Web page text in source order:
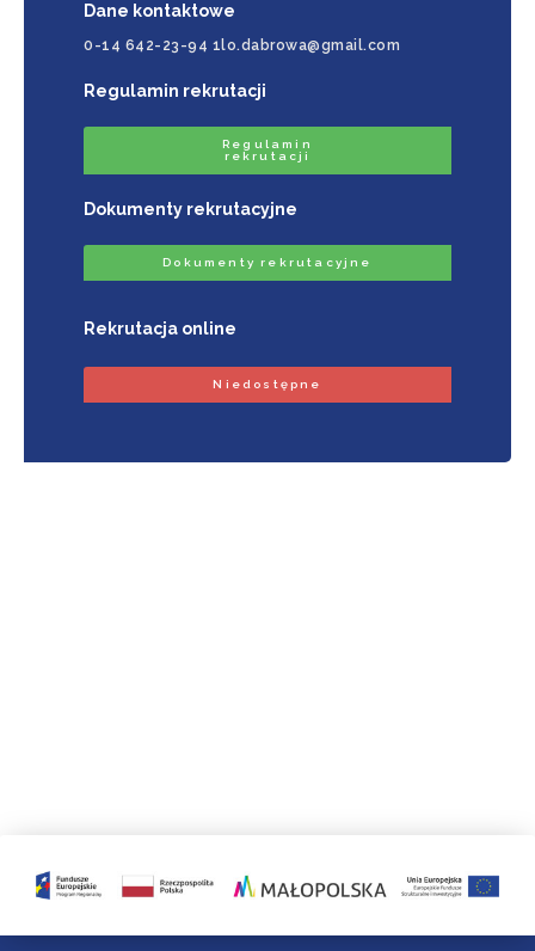
Dane kontaktowe
0-14 642-23-94 1lo.dabrowa@gmail.com
Regulamin rekrutacji
Regulamin
rekrutacji
Dokumenty rekrutacyjne
Dokumenty rekrutacyjne
Rekrutacja online
Niedostępne